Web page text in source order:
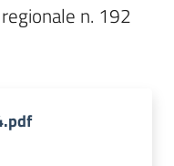
n. 192